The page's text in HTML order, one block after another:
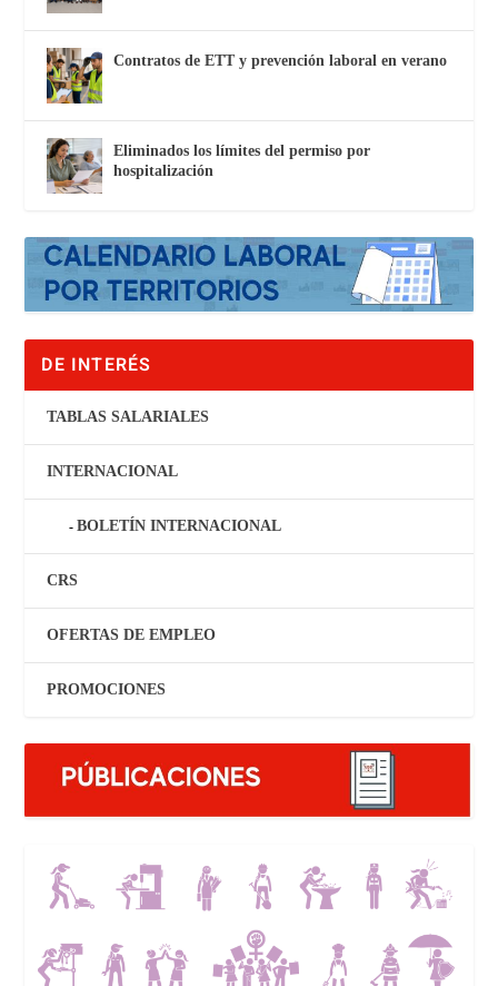
Contratos de ETT y prevención laboral en verano
Eliminados los límites del permiso por
hospitalización
DE INTERÉS
TABLAS SALARIALES
INTERNACIONAL
BOLETÍN INTERNACIONAL
CRS
OFERTAS DE EMPLEO
PROMOCIONES